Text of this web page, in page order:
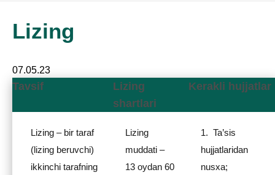
Lizing
07.05.23
Tavsif
Lizing
shartlari
Kerakli hujjatlar
Lizing – bir taraf
(lizing beruvchi)
ikkinchi tarafning
Lizing
muddati –
13 oydan 60
1. Ta’sis
hujjatlaridan
nusxa;